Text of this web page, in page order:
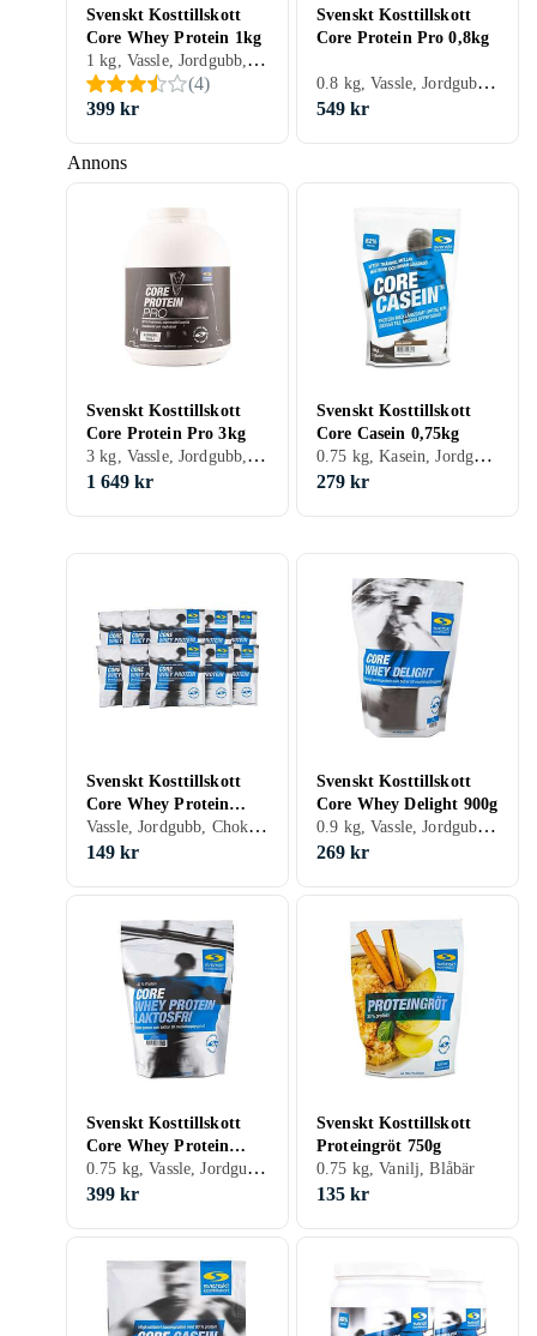
Annons
Svenskt Kosttillskott
Core Whey Protein 1kg
1 kg, Vassle, Jordgubb, Banan, Choklad, Hallon, Naturell, Vanilj, Blåbär, Citron/Lime, Päron, Kokos, Jordnöt, Yoghurt, Kaffe, Melon/Vattenmelon, Kanel, Grädde, Kaka/Kakdeg
(4)
399 kr
Svenskt Kosttillskott
Core Protein Pro 0,8kg
0.8 kg, Vassle, Jordgubb, Choklad, Hallon, Naturell, Vanilj
549 kr
Svenskt Kosttillskott
Core Protein Pro 3kg
3 kg, Vassle, Jordgubb, Choklad, Hallon, Naturell, Vanilj
1 649 kr
Svenskt Kosttillskott
Core Casein 0,75kg
0.75 kg, Kasein, Jordgubb, Banan, Choklad, Vanilj, Kokos, Kolakaramell (toffe), Kanel, Grädde, Kaka/Kakdeg
279 kr
Svenskt Kosttillskott
Core Whey Protein
Portionspåse 10-pack Vassle, Jordgubb, Choklad, Hallon, Vanilj, Päron, Yoghurt, Kaffe
149 kr
Svenskt Kosttillskott
Core Whey Delight 900g
0.9 kg, Vassle, Jordgubb, Choklad, Vanilj
269 kr
Svenskt Kosttillskott
Core Whey Protein
Laktosfri 750g
0.75 kg, Vassle, Jordgubb, Choklad, Vanilj
399 kr
Svenskt Kosttillskott
Proteingröt 750g
0.75 kg, Vanilj, Blåbär
135 kr